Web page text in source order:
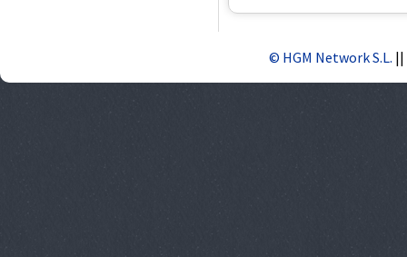
© HGM Network S.L. ||